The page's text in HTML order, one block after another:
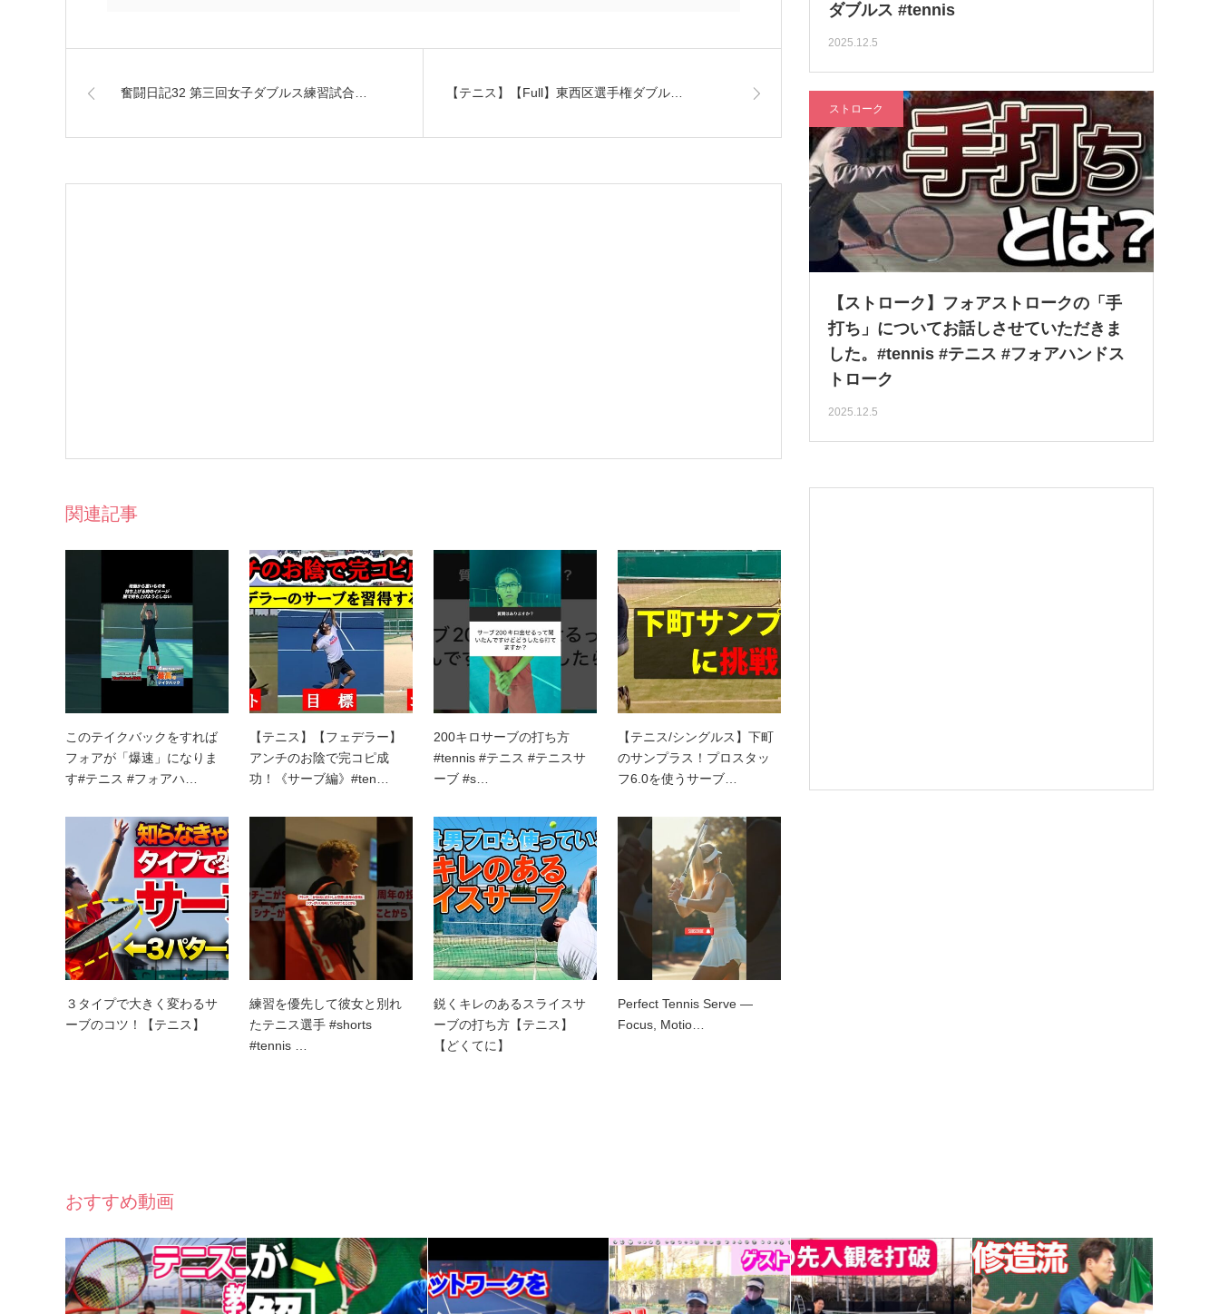
奮闘日記32 第三回女子ダブルス練習試合… 【テニス】【Full】東西区選手権ダブル…
関連記事
このテイクバックをすれば
フォアが「爆速」になりま
す#テニス #フォアハ…
【テニス】【フェデラー】
アンチのお陰で完コピ成
功！《サーブ編》#ten…
200キロサーブの打ち方
#tennis #テニス #テニスサ
ーブ #s…
【テニス/シングルス】下町
のサンプラス！プロスタッ
フ6.0を使うサーブ…
３タイプで大きく変わるサ
ーブのコツ！【テニス】
練習を優先して彼女と別れ
たテニス選手 #shorts
#tennis …
鋭くキレのあるスライスサ
ーブの打ち方【テニス】
【どくてに】
Perfect Tennis Serve —
Focus, Motio…
ダブルス #tennis
2025.12.5
ストローク
【ストローク】フォアストロークの「手
打ち」についてお話しさせていただきま
した。#tennis #テニス #フォアハンドス
トローク
2025.12.5
おすすめ動画